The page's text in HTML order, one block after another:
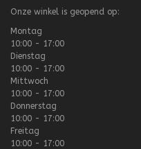
Onze winkel is geopend op:
Montag
10:00 - 17:00
Dienstag
10:00 - 17:00
Mittwoch
10:00 - 17:00
Donnerstag
10:00 - 17:00
Freitag
10:00 - 17:00